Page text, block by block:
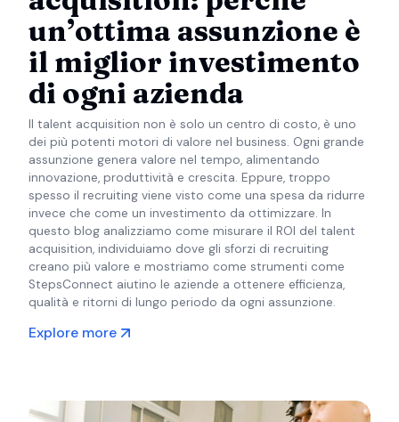
un’ottima assunzione è
il miglior investimento
di ogni azienda
Il talent acquisition non è solo un centro di costo, è uno
dei più potenti motori di valore nel business. Ogni grande
assunzione genera valore nel tempo, alimentando
innovazione, produttività e crescita. Eppure, troppo
spesso il recruiting viene visto come una spesa da ridurre
invece che come un investimento da ottimizzare. In
questo blog analizziamo come misurare il ROI del talent
acquisition, individuiamo dove gli sforzi di recruiting
creano più valore e mostriamo come strumenti come
StepsConnect aiutino le aziende a ottenere efficienza,
qualità e ritorni di lungo periodo da ogni assunzione.
Explore more